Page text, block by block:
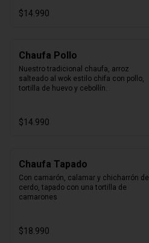
$14.990
Chaufa Pollo
Nuestro tradicional chaufa, arroz
salteado al wok estilo chifa con pollo,
tortilla de huevo y cebollín.
$14.990
Chaufa Tapado
Con camarón, calamar y chicharrón de
cerdo, tapado con una tortilla de
camarones
$18.990